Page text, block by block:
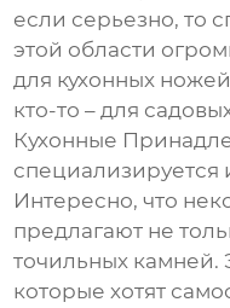
если серьезно, то
этой области
для кухонных
кто-то – для
Кухонные
специализируется
Интересно, что
предлагают не
точильных камней.
которые хотят